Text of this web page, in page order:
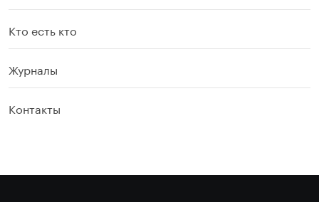
Кто есть кто
Журналы
Контакты